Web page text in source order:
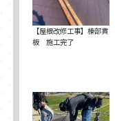
【屋根改修工事】棟部貫
板 施工完了